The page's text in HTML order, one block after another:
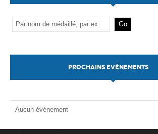
PROCHAINS EVÉNEMENTS
Aucun événement